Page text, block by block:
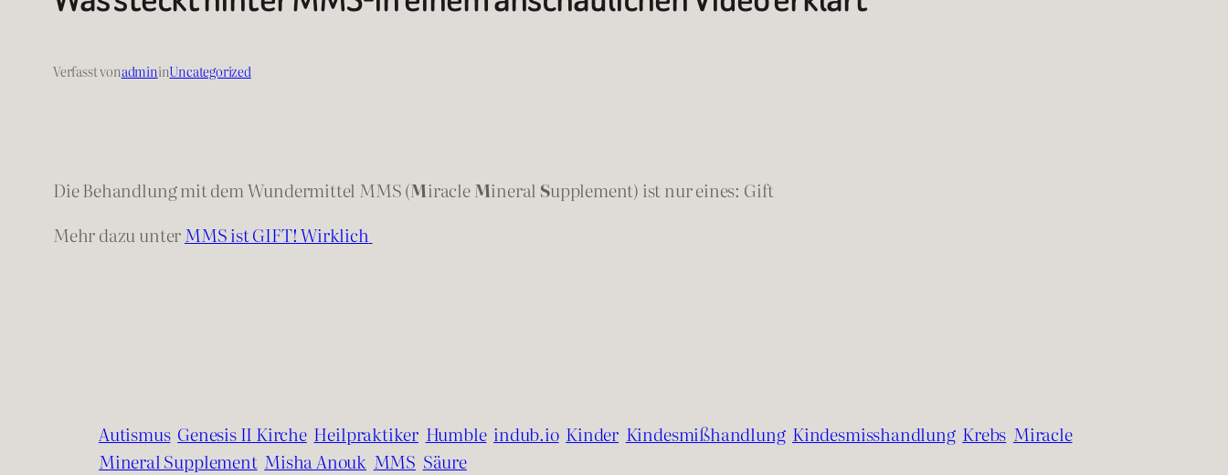
Verfasst vonadmininUncategorized
Die Behandlung mit dem Wundermittel MMS (MiracleMineral Supplement) ist nur eines: Gift
Mehr dazu unterMMS ist GIFT! Wirklich
Autismus Genesis II Kirche Heilpraktiker Humble indub.io Kinder Kindesmißhandlung Kindesmisshandlung Krebs Miracle
Mineral Supplement Misha Anouk MMS Säure